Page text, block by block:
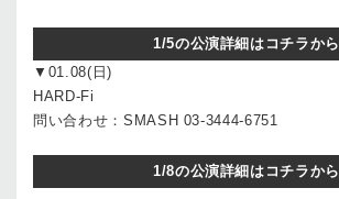
1/5の公演詳細はコチラから
▼01.08(日)
HARD-Fi
問い合わせ：SMASH 03-3444-6751
1/8の公演詳細はコチラから